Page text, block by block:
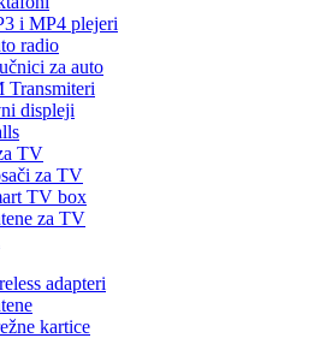
i MP4 plejeri
radio
za auto
Transmiteri
displeji
TV
za TV
TV box
za TV
adapteri
kartice